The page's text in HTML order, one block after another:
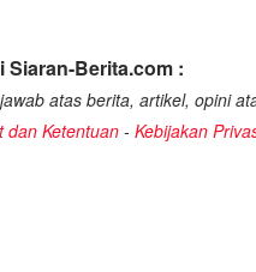
Berita.com :
atas berita, artikel, opini
dan Ketentuan - Kebijakan